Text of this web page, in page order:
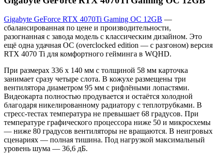
Gigabyte GeForce RTX 4070Ti Gaming OC 12GB —
сбалансированная по цене и производительности,
разогнанная с завода модель с классическим дизайном. Это
ещё одна удачная OC (overclocked edition — с разгоном) версия
RTX 4070 Ti для комфортного гейминга в WQHD.
При размерах 336 х 140 мм с толщиной 58 мм карточка
занимает сразу четыре слота. В кожухе размещены три
вентилятора диаметром 95 мм с рифлёными лопастями.
Видеокарта полностью продувается и остаётся холодной
благодаря никелированному радиатору с теплотрубками. В
стресс-тестах температура не превышает 68 градусов. При
температуре графического процессора ниже 50 и микросхемы
— ниже 80 градусов вентиляторы не вращаются. В неигровых
сценариях — полная тишина. Под нагрузкой максимальный
уровень шума — 36,6 дБ.